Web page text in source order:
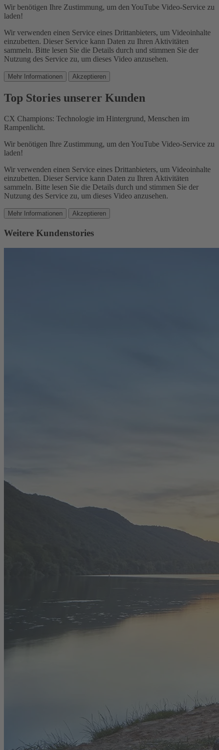
Wir benötigen Ihre Zustimmung, um den YouTube Video-Service zu
laden!
Wir verwenden einen Service eines Drittanbieters, um Videoinhalte
einzubetten. Dieser Service kann Daten zu Ihren Aktivitäten
sammeln. Bitte lesen Sie die Details durch und stimmen Sie der
Nutzung des Service zu, um dieses Video anzusehen.
Mehr Informationen Akzeptieren
Top Stories unserer Kunden
CX Champions: Technologie im Hintergrund, Menschen im
Rampenlicht.
Wir benötigen Ihre Zustimmung, um den YouTube Video-Service zu
laden!
Wir verwenden einen Service eines Drittanbieters, um Videoinhalte
einzubetten. Dieser Service kann Daten zu Ihren Aktivitäten
sammeln. Bitte lesen Sie die Details durch und stimmen Sie der
Nutzung des Service zu, um dieses Video anzusehen.
Mehr Informationen Akzeptieren
Weitere Kundenstories